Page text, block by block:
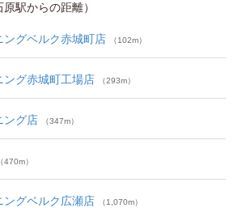
駅からの距離）
ングベルク赤城町店 （102m）
ング赤城町工場店 （293m）
ング店 （347m）
（470m）
ングベルク広瀬店 （1,070m）